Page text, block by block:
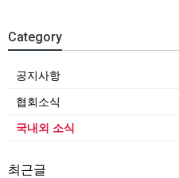
Category
공지사항
협회소식
국내외 소식
최근글